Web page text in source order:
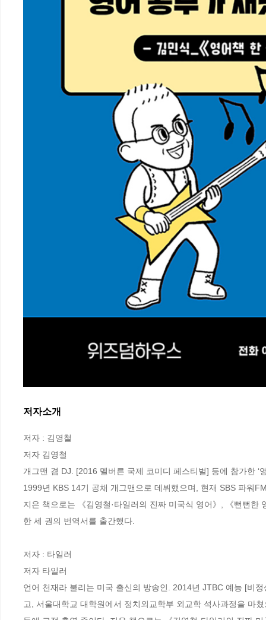
저자소개
저자 : 김영철
저자 김영철
개그맨 겸 DJ. [2016 멜버른 국제 코미디 페스티벌] 등에 참가한 ‘
1999년 KBS 14기 공채 개그맨으로 데뷔했으며, 현재 SBS 파워
지은 책으로는 《김영철·타일러의 진짜 미국식 영어》, 《뻔뻔
한 세 권의 번역서를 출간했다.
저자 : 타일러
저자 타일러
언어 천재라 불리는 미국 출신의 방송인. 2014년 JTBC 예능 [비
고, 서울대학교 대학원에서 정치외교학부 외교학 석사과정을 마